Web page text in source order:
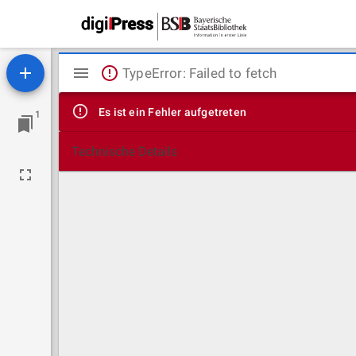
1
Mirador
Viewer
TypeError: Failed to fetch
Es ist ein Fehler aufgetreten
Technische Details